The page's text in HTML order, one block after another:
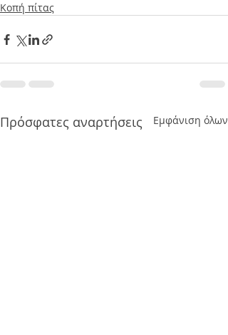
Κοπή πίτας
Πρόσφατες αναρτήσεις Εμφάνιση όλων